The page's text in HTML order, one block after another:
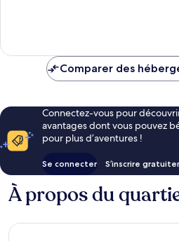
Comparer des
Connectez-vous pour
avantages dont vous pouvez
pour plus d’aventures !
Se connecter S’inscrire
À propos du